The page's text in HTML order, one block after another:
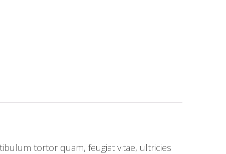
tortor quam, feugiat vitae, ultricies